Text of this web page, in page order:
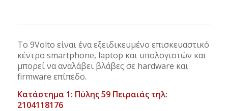
Το 9Volto είναι ένα εξειδικευμένο επισκευαστικό
κέντρο smartphone, laptop και υπολογιστών και
μπορεί να αναλάβει βλάβες σε hardware και
firmware επίπεδο.
Κατάστημα 1: Πύλης 59 Πειραιάς τηλ:
2104118176